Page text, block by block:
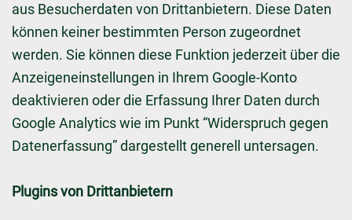
aus Besucherdaten von Drittanbietern. Diese Daten
können keiner bestimmten Person zugeordnet
werden. Sie können diese Funktion jederzeit über die
Anzeigeneinstellungen in Ihrem Google-Konto
deaktivieren oder die Erfassung Ihrer Daten durch
Google Analytics wie im Punkt “Widerspruch gegen
Datenerfassung” dargestellt generell untersagen.
Plugins von Drittanbietern